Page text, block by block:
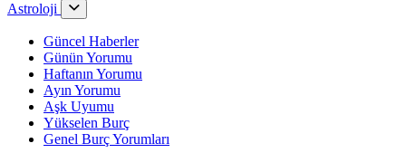
Astroloji
Güncel Haberler
Günün Yorumu
Haftanın Yorumu
Ayın Yorumu
Aşk Uyumu
Yükselen Burç
Genel Burç Yorumları